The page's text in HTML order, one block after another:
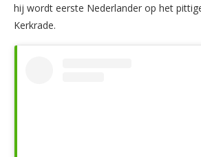
hij wordt eerste Nederlander op het
Kerkrade.